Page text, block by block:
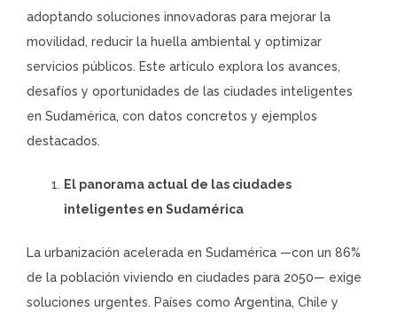
adoptando soluciones innovadoras para mejorar la
movilidad, reducir la huella ambiental y optimizar
servicios públicos. Este artículo explora los avances,
desafíos y oportunidades de las ciudades inteligentes
en Sudamérica, con datos concretos y ejemplos
destacados.
El panorama actual de las ciudades
inteligentes en Sudamérica
La urbanización acelerada en Sudamérica —con un 86%
de la población viviendo en ciudades para 2050— exige
soluciones urgentes. Países como Argentina, Chile y